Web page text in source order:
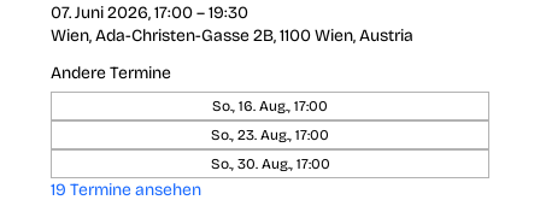
07. Juni 2026, 17:00 – 19:30
Wien, Ada-Christen-Gasse 2B, 1100 Wien, Austria
Andere Termine
So., 16. Aug., 17:00
So., 23. Aug., 17:00
So., 30. Aug., 17:00
19 Termine ansehen